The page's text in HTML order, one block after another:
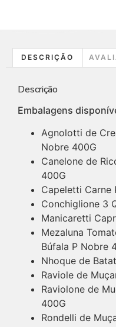
DESCRIÇÃO
Descrição
Embalagens
Agnolotti de
Nobre 400G
Canelone de
400G
Capeletti Carne
Conchiglione 3
Manicaretti
Mezaluna
Búfala P Nobre
Nhoque de
Raviole de
Raviolone de
400G
Rondelli de